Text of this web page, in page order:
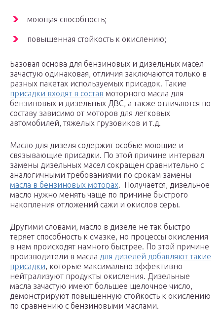
моющая способность;
повышенная стойкость к окислению;
Базовая основа для бензиновых и дизельных масел
зачастую одинаковая, отличия заключаются только в
разных пакетах используемых присадок. Такие
присадки входят в состав моторного масла для
бензиновых и дизельных ДВС, а также отличаются по
составу зависимо от моторов для легковых
автомобилей, тяжелых грузовиков и т.д.
Масло для дизеля содержит особые моющие и
связывающие присадки. По этой причине интервал
замены дизельных масел сокращен сравнительно с
аналогичными требованиями по срокам замены
масла в бензиновых моторах. Получается, дизельное
масло нужно менять чаще по причине быстрого
накопления отложений сажи и окислов серы.
Другими словами, масло в дизеле не так быстро
теряет способность к смазке, но процессы окисления
в нем происходят намного быстрее. По этой причине
производители в масла для дизелей добавляют такие
присадки, которые максимально эффективно
нейтрализуют продукты окисления. Дизельные
масла зачастую имеют большее щелочное число,
демонстрируют повышенную стойкость к окислению
по сравнению с бензиновыми маслами.